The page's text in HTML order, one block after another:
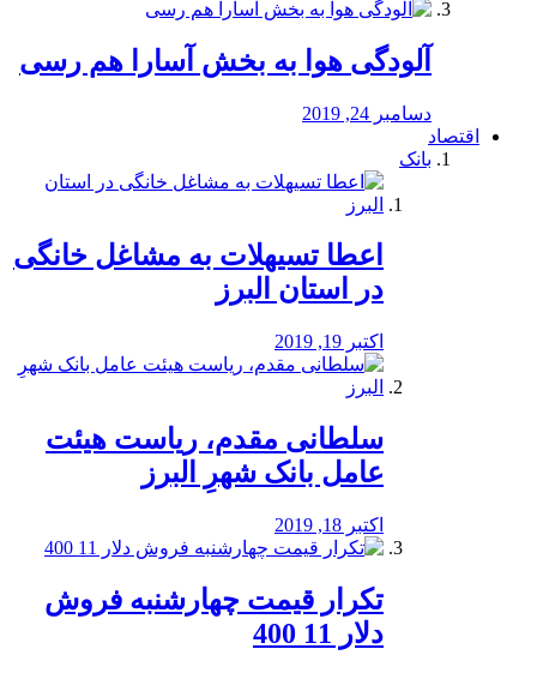
آلودگی هوا به بخش آسارا هم رسی
دسامبر 24, 2019
اقتصاد
بانک
️اعطا تسیهلات به مشاغل خانگی
در استان البرز
اکتبر 19, 2019
سلطانی مقدم، ریاست هیئت
عامل بانک شهرِ البرز
اکتبر 18, 2019
تکرار قیمت چهارشنبه فروش
دلار 11 400